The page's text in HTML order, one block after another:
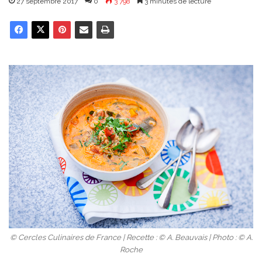
© Cercles Culinaires de France | Recette : © A. Beauvais | Photo : © A.
Roche